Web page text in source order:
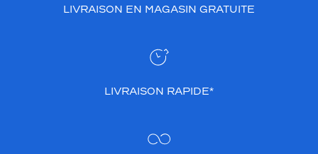
LIVRAISON EN MAGASIN GRATUITE
LIVRAISON RAPIDE*